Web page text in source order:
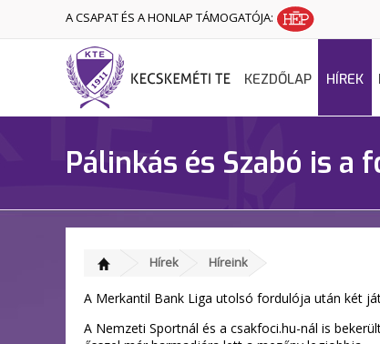
A CSAPAT ÉS A HONLAP TÁMOGATÓJA:
KEZDŐLAP HÍREK
Pálinkás és Szabó is
Hírek Híreink
A Merkantil Bank Liga utolsó fordulója után két
A Nemzeti Sportnál és a csakfoci.hu-nál is